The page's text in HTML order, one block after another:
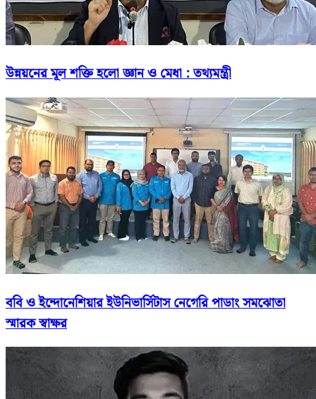
উন্নয়নের মূল শক্তি হলো জ্ঞান ও মেধা : তথ্যমন্ত্রী
ববি ও ইন্দোনেশিয়ার ইউনিভার্সিটাস নেগেরি পাডাং সমঝোতা
স্মারক স্বাক্ষর